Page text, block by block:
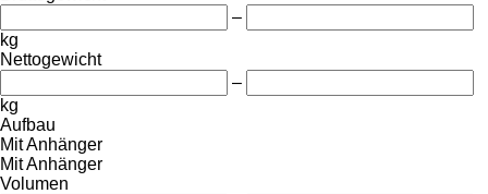
–
kg
Nettogewicht
–
kg
Aufbau
Mit Anhänger
Mit Anhänger
Volumen